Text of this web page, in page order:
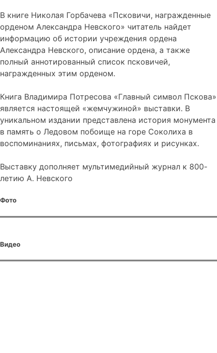
В книге Николая Горбачева «Псковичи, награжденные
орденом Александра Невского» читатель найдет
информацию об истории учреждения ордена
Александра Невского, описание ордена, а также
полный аннотированный список псковичей,
награжденных этим орденом.
Книга Владимира Потресова «Главный символ Пскова»
является настоящей «жемчужиной» выставки. В
уникальном издании представлена история монумента
в память о Ледовом побоище на горе Соколиха в
воспоминаниях, письмах, фотографиях и рисунках.
Выставку дополняет мультимедийный журнал к 800-
летию А. Невского
Фото
Видео